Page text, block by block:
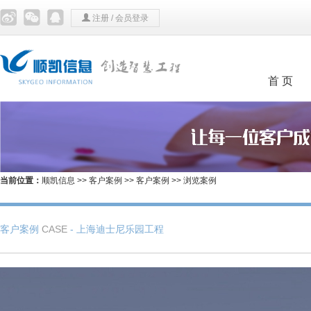
注册 / 会员登录
首 页
当前位置： 顺凯信息 >> 客户案例 >> 客户案例 >> 浏览案例
客户案例 CASE - 上海迪士尼乐园工程